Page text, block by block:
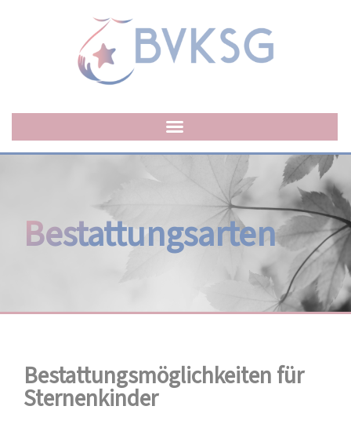
Bestattungsarten
Bestattungsmöglichkeiten für
Sternenkinder